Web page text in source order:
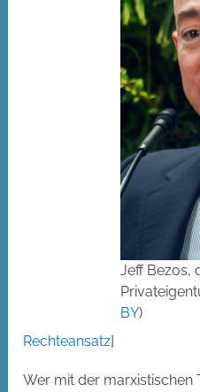
Jeff Bezos,
BY)
Rechteansatz]
Wer mit der marxistischen